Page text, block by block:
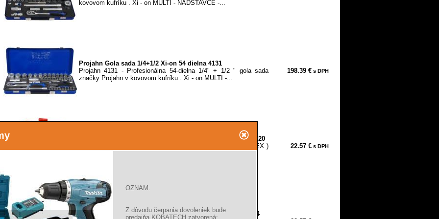
OZNAM:
Z dôvodu čerpania dovoleniek bude
predajňa KOBATECH zatvorená:
kovovom kufríku . Xi - on MULTI - NADSTAVCE -...
Projahn Gola sada 1/4+1/2 Xi-on 54 dielna 4131
Projahn 4131 - Profesionálna 54-dielna 1/4" + 1/2 " gola sada
značky Projahn v kovovom kufríku . Xi - on MULTI -...
198.39 € s DPH
Hlavice nástrčné 1/2", Imbus 3-17mm, sada 10ks, S2, 8818120
Extol Premium sada zástrčných gola hlavíc 1/2" IMBUS ( HEX )
Rozmery: 1/2"x55mm Obsah...
22.57 € s DPH
Hlavice nástrčné 1/2", TORX T20-T60, sada 9ks, S2, 8818124